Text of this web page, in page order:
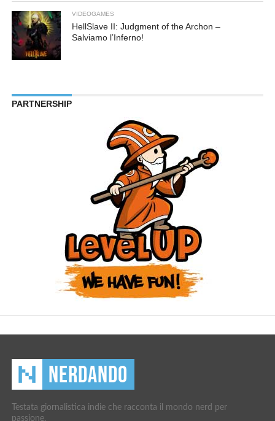
VIDEOGAMES
HellSlave II: Judgment of the Archon –
Salviamo l’Inferno!
PARTNERSHIP
Testata giornalistica indie che racconta il mondo nerd per
passione.